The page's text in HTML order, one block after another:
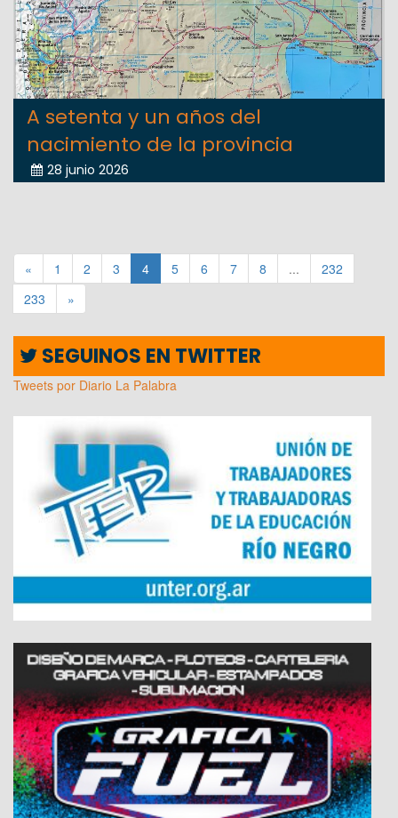
A setenta y un años del
nacimiento de la provincia
28 junio 2026
« 1 2 3 4 5 6 7 8 ...
232
233
»
SEGUINOS EN TWITTER
Tweets por Diario La Palabra